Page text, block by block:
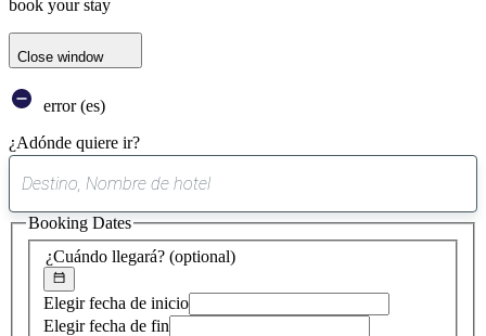
book your stay
Close window
error (es)
¿Adónde quiere ir?
sugerencia
encontrada
¿Cuándo llegará? (optional)
Elegir fecha de inicio
Elegir fecha de fin
Booking Dates